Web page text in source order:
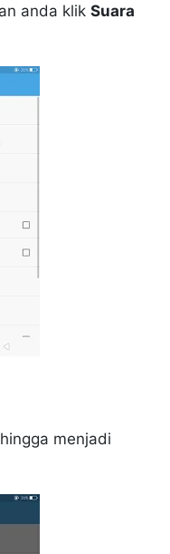
anda klikSuara
menjadi